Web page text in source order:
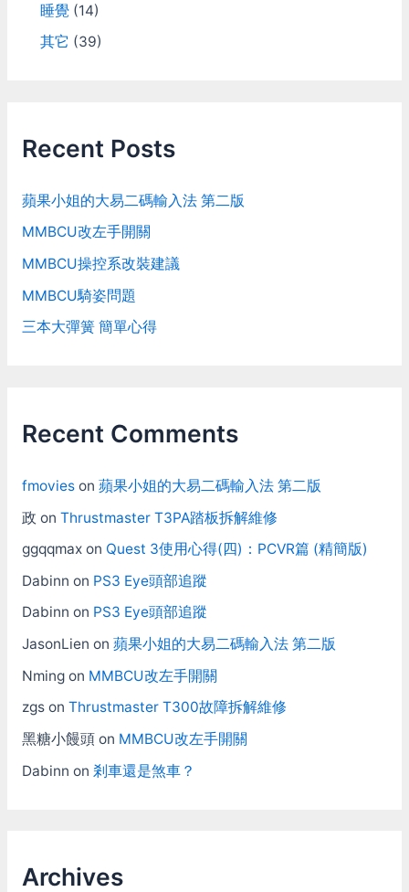
睡覺(14)
其它 (39)
Recent Posts
蘋果小姐的大易二碼輸入法 第二版
MMBCU改左手開關
MMBCU操控系改裝建議
MMBCU騎姿問題
三本大彈簧 簡單心得
Recent Comments
fmovieson 蘋果小姐的大易二碼輸入法 第二版
政 on Thrustmaster T3PA踏板拆解維修
ggqqmaxon Quest 3使用心得(四)：PCVR篇 (精簡版)
Dabinn on PS3 Eye頭部追蹤
Dabinn on PS3 Eye頭部追蹤
JasonLien on 蘋果小姐的大易二碼輸入法 第二版
Nmingon MMBCU改左手開關
zgson Thrustmaster T300故障拆解維修
黑糖小饅頭on MMBCU改左手開關
Dabinn on 剎車還是煞車？
Archives